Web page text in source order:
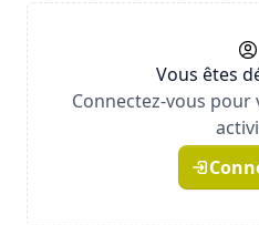
Vous êtes
Connectez-vous